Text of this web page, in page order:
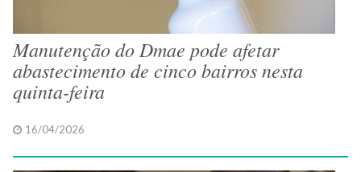
Manutenção do Dmae pode afetar
abastecimento de cinco bairros nesta
quinta-feira
16/04/2026